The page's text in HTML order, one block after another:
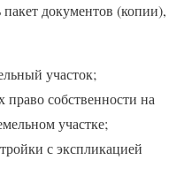
документов (копии),
участок;
собственности на
участке;
с экспликацией